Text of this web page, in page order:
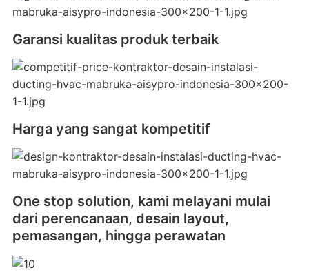
Garansi kualitas produk terbaik
Harga yang sangat kompetitif
One stop solution, kami melayani mulai
dari perencanaan, desain layout,
pemasangan, hingga perawatan